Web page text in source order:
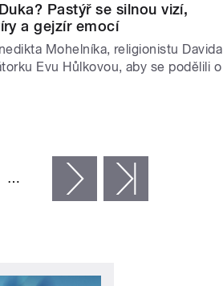
Pastýř se silnou vizí,
a gejzír emocí
Mohelníka, religionistu Davida
Evu Hůlkovou, aby se podělili o
… následující ›